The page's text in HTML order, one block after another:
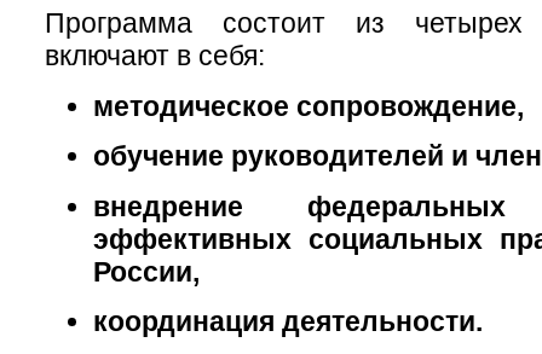
Программа состоит из четырех
включают в себя:
методическое сопровождение,
обучение руководителей и
внедрение
эффективных социальных
России,
координация деятельности.